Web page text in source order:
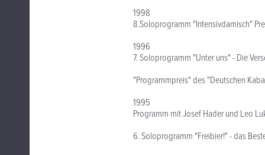
1998
8.Soloprogramm "Intensivdamisch"
1996
7. Soloprogramm "Unter uns" - Die
"Programmpreis" des "Deutschen
1995
Programm mit Josef Hader und Leo
6. Soloprogramm "Freibier!" - das